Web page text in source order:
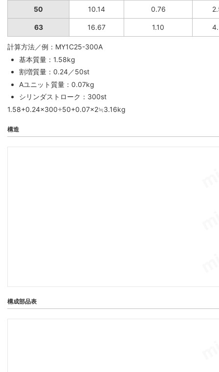
50 10.14 0.76
63 16.67 1.10
計算方法／例：MY1C25-300A
基本質量：1.58kg
割増質量：0.24／50st
Aユニット質量：0.07kg
シリンダストローク：300st
1.58+0.24×300÷50+0.07×2≒3.16kg
構造
構成部品表